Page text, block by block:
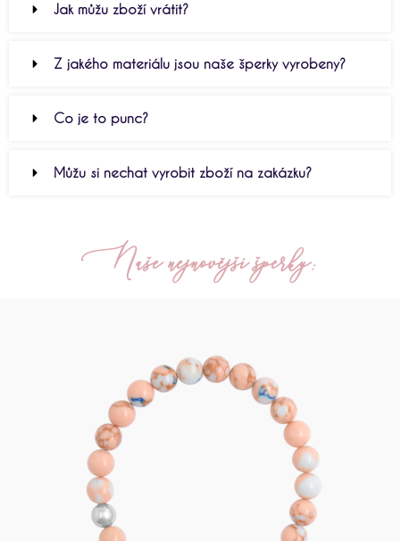
Jak můžu zboží vrátit?
Z jakého materiálu jsou naše šperky vyrobeny?
Co je to punc?
Můžu si nechat vyrobit zboží na zakázku?
Naše nejnovější šperky: